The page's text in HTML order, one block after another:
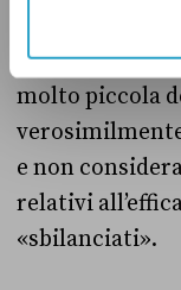
L’Iss ha
non vaccinati«
molto piccola
e non
relativi
«sbilanciati».